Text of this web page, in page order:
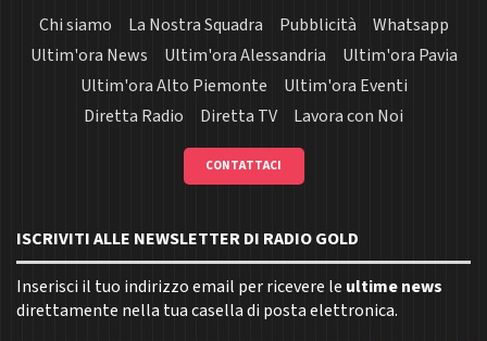
Chi siamo La Nostra Squadra Pubblicità
Whatsapp
Ultim'ora News
Ultim'ora Alessandria
Ultim'ora Pavia
Ultim'ora Alto Piemonte
Ultim'ora Eventi
Diretta Radio
Diretta TV Lavora con Noi
CONTATTACI
ISCRIVITI ALLE NEWSLETTER DI RADIO GOLD
Inserisci il tuo indirizzo email per ricevere le ultime news
direttamente nella tua casella di posta elettronica.